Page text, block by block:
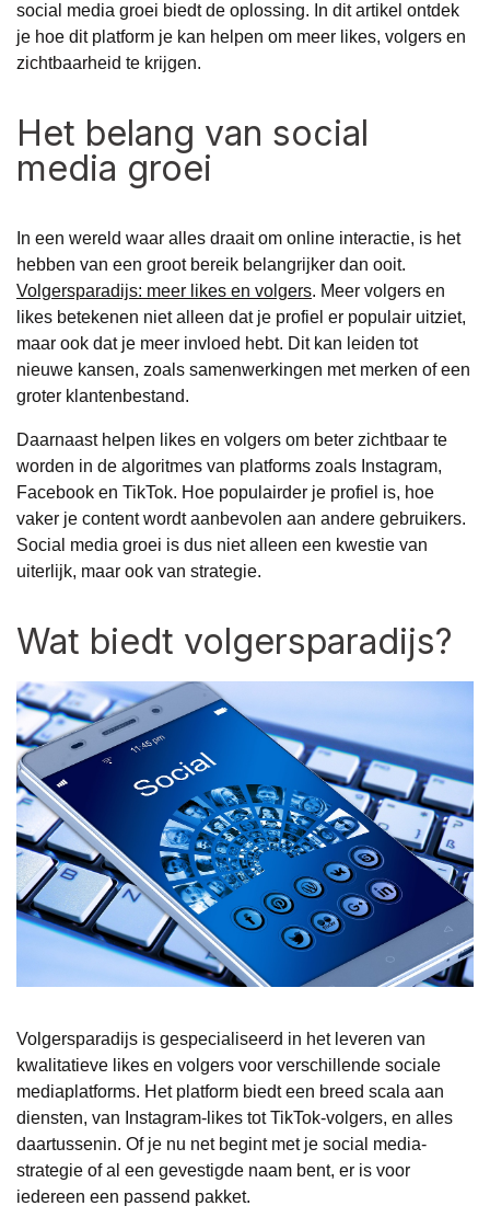
social media groei biedt de oplossing. In dit artikel ontdek
je hoe dit platform je kan helpen om meer likes, volgers en
zichtbaarheid te krijgen.
Het belang van social
media groei
In een wereld waar alles draait om online interactie, is het
hebben van een groot bereik belangrijker dan ooit.
Volgersparadijs: meer likes en volgers. Meer volgers en
likes betekenen niet alleen dat je profiel er populair uitziet,
maar ook dat je meer invloed hebt. Dit kan leiden tot
nieuwe kansen, zoals samenwerkingen met merken of een
groter klantenbestand.
Daarnaast helpen likes en volgers om beter zichtbaar te
worden in de algoritmes van platforms zoals Instagram,
Facebook en TikTok. Hoe populairder je profiel is, hoe
vaker je content wordt aanbevolen aan andere gebruikers.
Social media groei is dus niet alleen een kwestie van
uiterlijk, maar ook van strategie.
Wat biedt volgersparadijs?
Volgersparadijs is gespecialiseerd in het leveren van
kwalitatieve likes en volgers voor verschillende sociale
mediaplatforms. Het platform biedt een breed scala aan
diensten, van Instagram-likes tot TikTok-volgers, en alles
daartussenin. Of je nu net begint met je social media-
strategie of al een gevestigde naam bent, er is voor
iedereen een passend pakket.